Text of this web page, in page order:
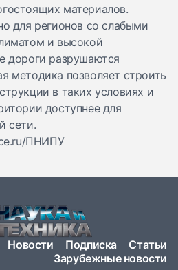
материалов.
для регионов со слабыми
и высокой
дороги разрушаются
методика позволяет строить
в таких условиях и
доступнее для
сети.
ПНИПУ
Новости Подписка
Статьи
Зарубежные новости